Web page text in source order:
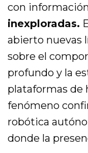
con
inexploradas.
abierto nuevas
sobre el
profundo y la
plataformas de
fenómeno
robótica
donde la